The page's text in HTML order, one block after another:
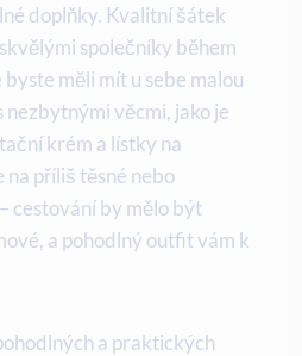
doplňky. Kvalitní šátek
společníky během
měli mít u sebe malou
věcmi, jako je
krém a lístky na
příliš těsné nebo
cestování by mělo být
a pohodlný outfit vám k
a praktických